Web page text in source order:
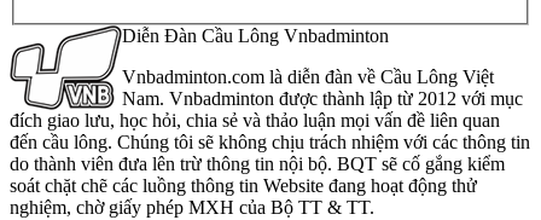
Diễn Đàn Cầu Lông Vnbadminton
Vnbadminton.com là diễn đàn về Cầu Lông Việt
Nam. Vnbadminton được thành lập từ 2012 với mục
đích giao lưu, học hỏi, chia sẻ và thảo luận mọi vấn đề liên quan
đến cầu lông. Chúng tôi sẽ không chịu trách nhiệm với các thông tin
do thành viên đưa lên trừ thông tin nội bộ. BQT sẽ cố gắng kiểm
soát chặt chẽ các luồng thông tin Website đang hoạt động thử
nghiệm, chờ giấy phép MXH của Bộ TT & TT.